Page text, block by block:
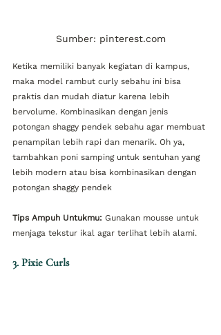
Sumber: pinterest.com
Ketika memiliki banyak kegiatan di kampus,
maka model rambut curly sebahu ini bisa
praktis dan mudah diatur karena lebih
bervolume. Kombinasikan dengan jenis
potongan shaggy pendek sebahu agar membuat
penampilan lebih rapi dan menarik. Oh ya,
tambahkan poni samping untuk sentuhan yang
lebih modern atau bisa kombinasikan dengan
potongan shaggy pendek
Tips Ampuh Untukmu: Gunakan mousse untuk
menjaga tekstur ikal agar terlihat lebih alami.
3. Pixie Curls